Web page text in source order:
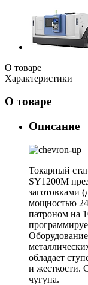
О товаре
Характеристики
О товаре
Описание
Токарный
SY1200M
заготовками
мощностью
патроном на
обладает
и жесткости.
чугуна.